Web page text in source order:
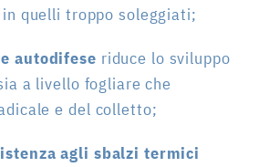
quelli troppo soleggiati;
autodifese riduce lo sviluppo
a livello fogliare che
e del colletto;
agli sbalzi termici